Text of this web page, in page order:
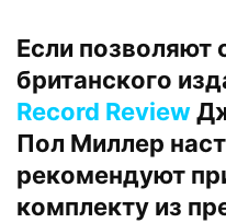
Если позволяют
британского
Record Review
Пол Миллер
рекомендуют
комплекту из